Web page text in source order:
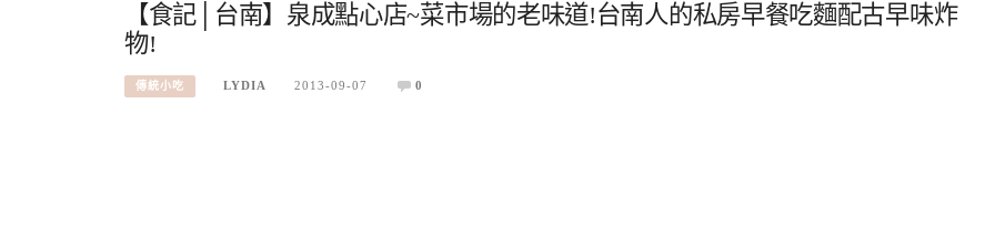
【食記│台南】泉成點心店~菜市場的老味道!台南人的私房早餐吃麵配古早味炸
物!
傳統小吃 LYDIA 2013-09-07 0